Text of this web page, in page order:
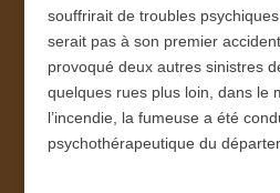
souffrirait de troubles psychiques
serait pas à son premier
provoqué deux autres sinistres
quelques rues plus loin, dans le
l’incendie, la fumeuse a été
psychothérapeutique du